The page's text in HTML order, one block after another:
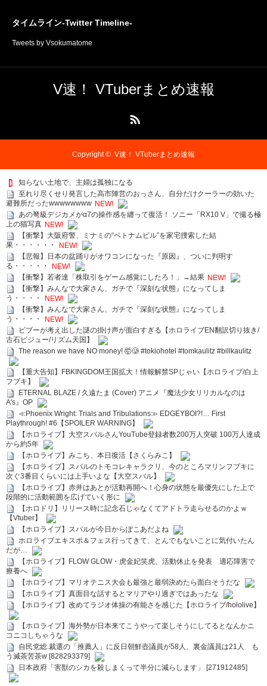
タイムライン-Twitter Timeline-
Tweets by Vsokumatome
V速！ VTuberまとめ速報
Copyright © V速！ VTuberまとめ速報
知らない土地で、主婦は孤独になる
至れり尽くせり発言した高市陣営のおっさん、自分だけクーラーの効いた
避難所だったwwwwwwww NEW!
あの弩級デジカメがα7の操作感を纏って復活！ ソニー「RX10 V」で撮る極
上の猫写真 NEW!
【衝撃】大阪府警、ミナミの“ベトナムビル”を家宅捜索した結
果・・・・・・
NEW!
【悲報】日本の盆踊りがオワコンになった『原因』、ついに判明す
る・・・・・
NEW!
【衝撃】若者達「株取引をゲーム感覚にしたろ！」→結果 NEW!
【衝撃】みんなで大家さん、ガチで『深刻な状態』になってしま
う・・・・
NEW!
【衝撃】みんなで大家さん、ガチで『深刻な状態』になってしま
う・・・・
NEW!
ビブーが考え出した謎の掛け声が面白すぎる【ホロライブEN翻訳切り抜き/
古石ビジュー/リズム天国】
The reason we have NO money! 🤯🥲 #tokiohotel #tomkaulitz #billkaulitz
【重大告知】FBKINGDOM王国拡大！情報解禁SPじゃい【ホロライブ/白上
フブキ】
ETERNAL BLAZE / 久遠たま (Cover) アニメ『魔法少女リリカルなのは
A's』OP
≪Phoenix Wright: Trials and Tribulations≫ EDGEYBOI?!… First
Playthrough! #6【SPOILER WARNING】
【ホロライブ】大空スバルさんYouTube登録者数200万人突破 100万人達成
から約5年
【ホロライブ】みこち、本日復活【さくらみこ】
【ホロライブ】スバルのトモコレキャラクリ、今のところマリンフブキに
次ぐ3番目くらいには上手いよな【大空スバル】
【ホロライブ】赤井はあとが活動再開へ！心身の状態を最優先にした上で
段階的に活動範囲を広げていく形に
【ホロドリ】リリース時に記念石じゃなくてアドトラ走らせるのかよｗ
【Vtuber】
【ホロライブ】スバルが今日からぽこあだよね
ホロライブエキスポ＆フェス行ってきて、とんでもないことに気付いたん
だが…
【ホロライブ】FLOW GLOW・虎金妃笑虎、活動休止を発表 適応障害で
療養へ
【ホロライブ】マリオテニス大会も最強と最弱決めたら面白そうだな
【ホロライブ】真面目な話するとマリアやり過ぎではあったな
【ホロライブ】改めてラジオ体操の有能さを感じた【ホロライブ/hololive】
【ホロライブ】海外勢が日本来てこうやって楽しそうにしてるとなんかニ
コニコしちゃうな
自民党総.裁選の「推薦人」に反日朝鮮壺議員が58人、裏金議員は21人 も
う滅茶苦茶w [828293379]
日本政府「害獣のシカを殺しまくって半分に減らします」 [271912485]